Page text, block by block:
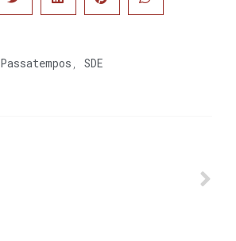
Passatempos , SDE